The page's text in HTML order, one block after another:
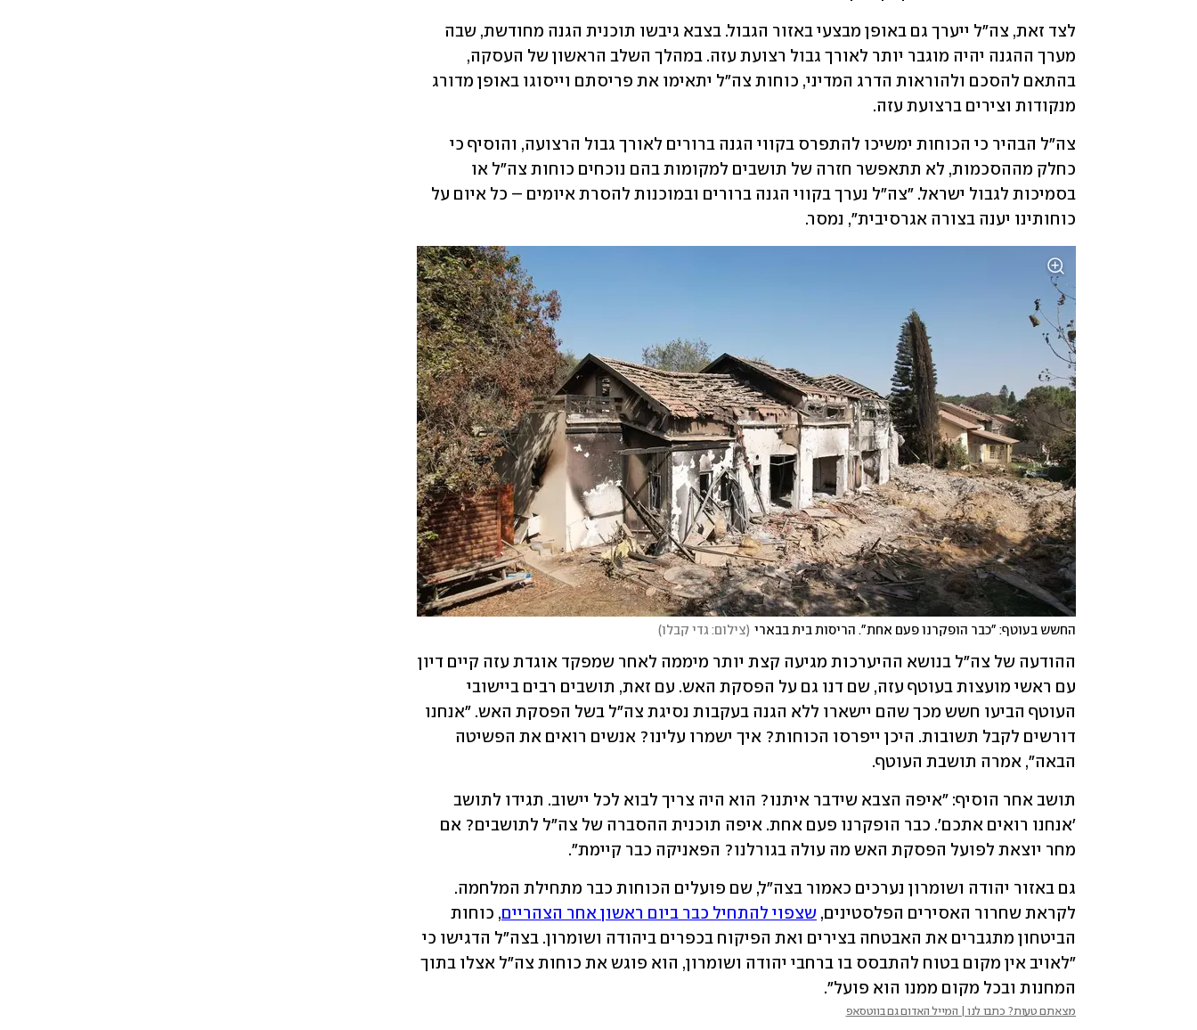
מנקודות וצירים ברצועת עזה.
כוחותינו יענה בצורה אגרסיבית", נמסר.
החשש בעוטף: "כבר הופקרנו פעם אחת". הריסות בית בבארי (צילום: גדי קבלו)
הבאה", אמרה תושבת העוטף.
מחר יוצאת לפועל הפסקת האש מה עולה בגורלנו? הפאניקה כבר קיימת".
לקראת שחרור האסירים הפלסטינים, שצפוי להתחיל כבר ביום ראשון אחר הצהריים
המחנות ובכל מקום ממנו הוא פועל".
מצאתם טעות? כתבו לנו | המייל האדום גם בווטסאפ